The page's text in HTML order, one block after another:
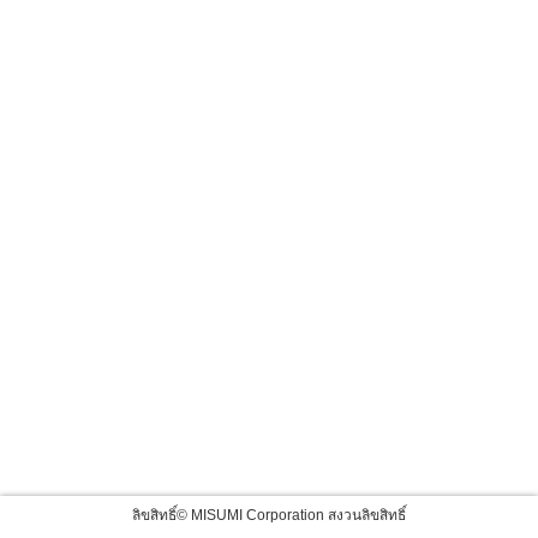
ลิขสิทธิ์© MISUMI Corporation สงวนลิขสิทธิ์